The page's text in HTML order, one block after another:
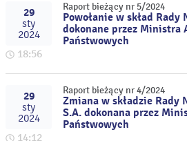
29
sty
2024
18:56
Raport bieżący nr 5/2024
Powołanie w skład Rady
dokonane przez Ministra
Państwowych
29
sty
2024
14:12
Raport bieżący nr 4/2024
Zmiana w składzie Rady
S.A. dokonana przez
Państwowych